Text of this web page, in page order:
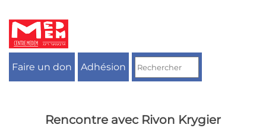
contenu
Faire un don Adhésion
Rencontre avec Rivon Krygier